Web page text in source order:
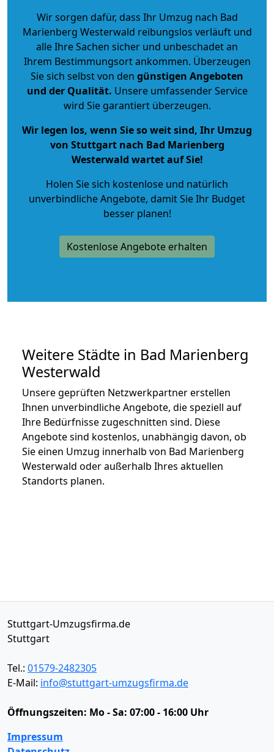
Wir sorgen dafür, dass Ihr Umzug nach Bad
Marienberg Westerwald reibungslos verläuft und
alle Ihre Sachen sicher und unbeschadet an
Ihrem Bestimmungsort ankommen. Überzeugen
Sie sich selbst von den günstigen Angeboten
und der Qualität. Unsere umfassender Service
wird Sie garantiert überzeugen.
Wir legen los, wenn Sie so weit sind, Ihr Umzug
von Stuttgart nach Bad Marienberg
Westerwald wartet auf Sie!
Holen Sie sich kostenlose und natürlich
unverbindliche Angebote, damit Sie Ihr Budget
besser planen!
Kostenlose Angebote erhalten
Weitere Städte in Bad Marienberg
Westerwald
Unsere geprüften Netzwerkpartner erstellen
Ihnen unverbindliche Angebote, die speziell auf
Ihre Bedürfnisse zugeschnitten sind. Diese
Angebote sind kostenlos, unabhängig davon, ob
Sie einen Umzug innerhalb von Bad Marienberg
Westerwald oder außerhalb Ihres aktuellen
Standorts planen.
Stuttgart-Umzugsfirma.de
Stuttgart
Tel.: 01579-2482305
E-Mail: info@stuttgart-umzugsfirma.de
Öffnungszeiten: Mo - Sa: 07:00 - 16:00 Uhr
Impressum